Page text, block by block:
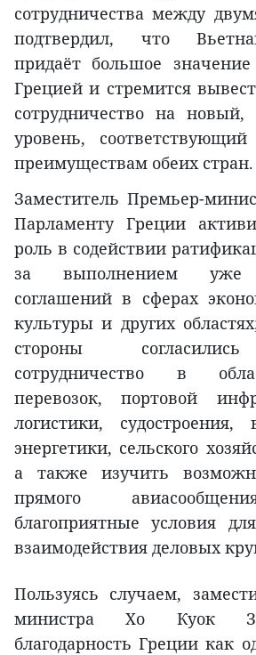
сотрудничества между
подтвердил, что
придаёт большое
Грецией и стремится
сотрудничество на новый,
уровень,
преимуществам обеих стран.
Заместитель Премьер-
Парламенту Греции
роль в содействии
за выполнением уже
соглашений в сферах
культуры и других
стороны
сотрудничество в
перевозок, портовой
логистики, судостроения,
энергетики, сельского
а также изучить
прямого
благоприятные условия
взаимодействия деловых
Пользуясь случаем,
министра Хо Куок
благодарность Греции как